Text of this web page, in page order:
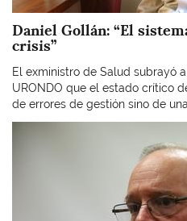
Daniel Gollán: “El
crisis”
El exministro de Salud subrayó a
URONDO que el estado crítico
de errores de gestión sino de una